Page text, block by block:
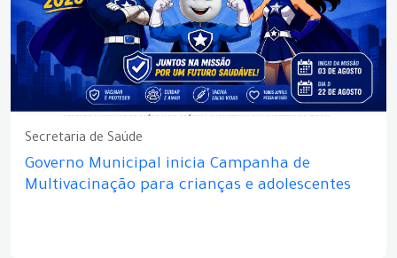
Secretaria de Saúde
Governo Municipal inicia Campanha de
Multivacinação para crianças e adolescentes